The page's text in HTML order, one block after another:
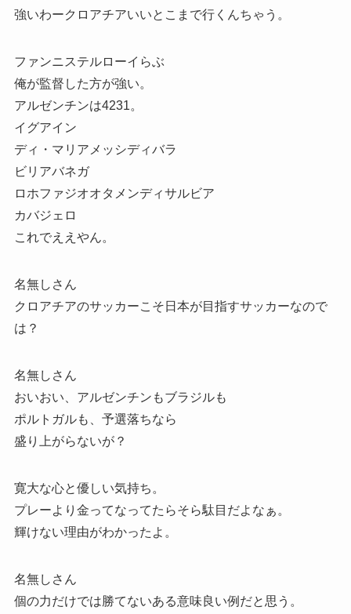
強いわークロアチアいいとこまで行くんちゃう。
ファンニステルローイらぶ
俺が監督した方が強い。
アルゼンチンは4231。
イグアイン
ディ・マリアメッシディバラ
ビリアバネガ
ロホファジオオタメンディサルビア
カバジェロ
これでええやん。
名無しさん
クロアチアのサッカーこそ日本が目指すサッカーなので
は？
名無しさん
おいおい、アルゼンチンもブラジルも
ポルトガルも、予選落ちなら
盛り上がらないが？
寛大な心と優しい気持ち。
プレーより金ってなってたらそら駄目だよなぁ。
輝けない理由がわかったよ。
名無しさん
個の力だけでは勝てないある意味良い例だと思う。